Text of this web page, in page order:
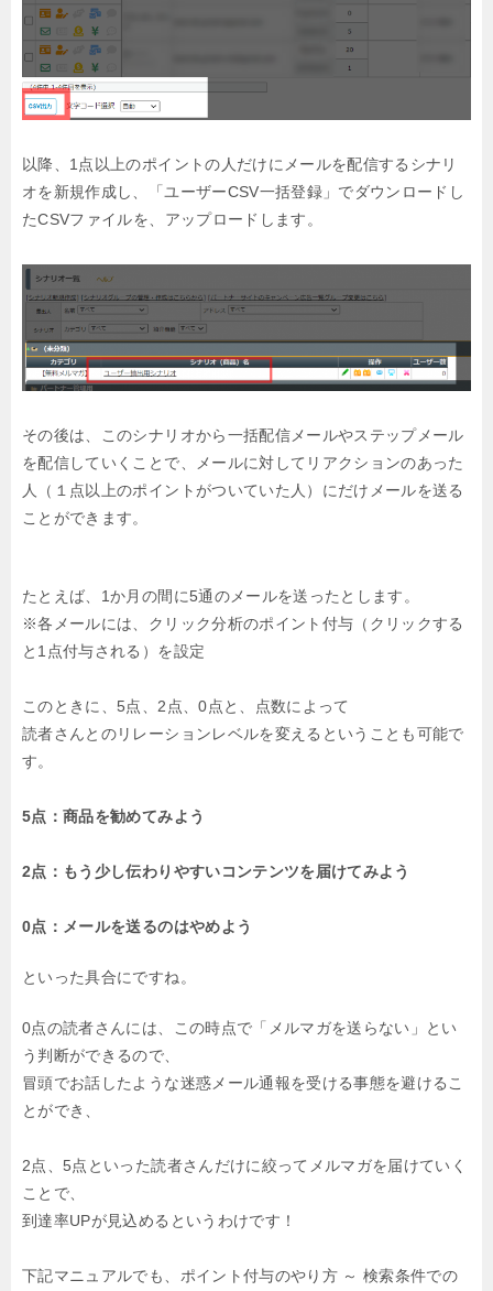
以降、1点以上のポイントの人だけにメールを配信するシナリ
オを新規作成し、
「ユーザーCSV一括登録」でダウンロードし
たCSVファイルを、アップロードします。
その後は、このシナリオから一括配信メールやステップメール
を配信していくことで、
メールに対してリアクションのあった
人（１点以上のポイントがついていた人）にだけメールを送る
ことができます。
たとえば、1か月の間に5通のメールを送ったとします。
※各メールには、クリック分析のポイント付与（クリックする
と1点付与される）を設定
このときに、5点、2点、0点と、点数によって
読者さんとのリレーションレベルを変えるということも可能で
す。
5点：商品を勧めてみよう
2点：もう少し伝わりやすいコンテンツを届けてみよう
0点：メールを送るのはやめよう
といった具合にですね。
0点の読者さんには、この時点で「メルマガを送らない」とい
う判断ができるので、
冒頭でお話したような迷惑メール通報を受ける事態を避けるこ
とができ、
2点、5点といった読者さんだけに絞ってメルマガを届けていく
ことで、
到達率UPが見込めるというわけです！
下記マニュアルでも、ポイント付与のやり方 ～ 検索条件での